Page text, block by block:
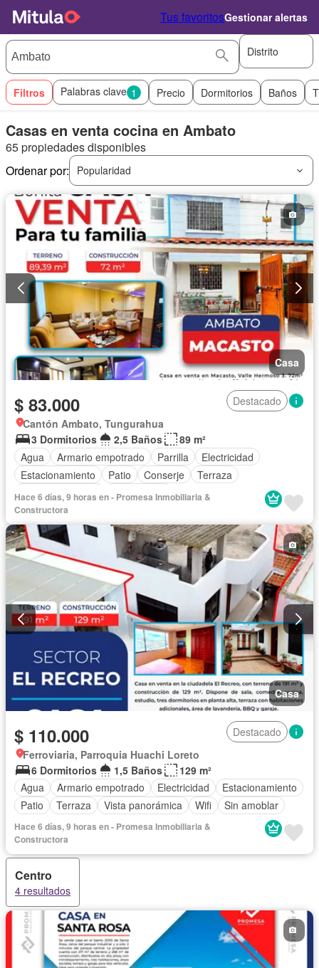
Tus favoritosGestionar alertas
Distrito
Filtros Palabras clave 1 Precio Dormitorios Baños
Casas en venta cocina en Ambato
65 propiedades disponibles
Ordenar por:
Popularidad
Casa
$ 83.000
Destacado
Cantón Ambato, Tungurahua
3 Dormitorios
2,5 Baños
89 m²
Agua
Armario empotrado Parrilla
Electricidad
Estacionamiento
Patio Conserje
Terraza
Vista panorámica
Sin amoblar
Hace 6 días, 9 horas en - Promesa Inmobiliaria &
Constructora
Casa
$ 110.000
Destacado
Ferroviaria, Parroquia Huachi Loreto
6 Dormitorios
1,5 Baños
129 m²
Agua
Armario empotrado Electricidad
Estacionamiento
Patio
Terraza Vista panorámica Wifi Sin amoblar
Hace 6 días, 9 horas en - Promesa Inmobiliaria &
Constructora
Centro
4 resultados